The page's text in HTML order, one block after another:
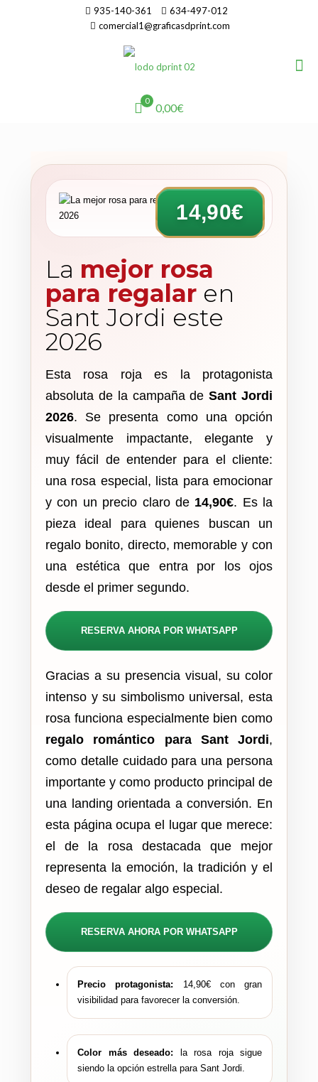
935-140-361
634-497-012
comercial1@graficasdprint.com
0
0,00€
14,90€
La mejor rosa
para regalar en
Sant Jordi este
2026
Esta rosa roja es la protagonista
absoluta de la campaña deSant Jordi
2026. Se presenta como una opción
visualmente impactante, elegante y
muy fácil de entender para el cliente:
una rosa especial, lista para emocionar
y con un precio claro de 14,90€. Es la
pieza ideal para quienes buscan un
regalo bonito, directo, memorable y con
una estética que entra por los ojos
desde el primer segundo.
RESERVA AHORA POR WHATSAPP
Gracias a su presencia visual, su color
intenso y su simbolismo universal, esta
rosa funciona especialmente bien como
regalo romántico para Sant Jordi,
como detalle cuidado para una persona
importante y como producto principal de
una landing orientada a conversión. En
esta página ocupa el lugar que merece:
el de la rosa destacada que mejor
representa la emoción, la tradición y el
deseo de regalar algo especial.
RESERVA AHORA POR WHATSAPP
Precio protagonista: 14,90€ con gran
visibilidad para favorecer la conversión.
Color más deseado: la rosa roja sigue
siendo la opción estrella para Sant Jordi.